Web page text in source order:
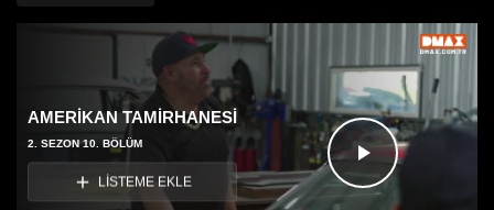
Videoyu
AMERİKAN TAMİRHANESİ
2. SEZON 10. BÖLÜM
LİSTEME EKLE